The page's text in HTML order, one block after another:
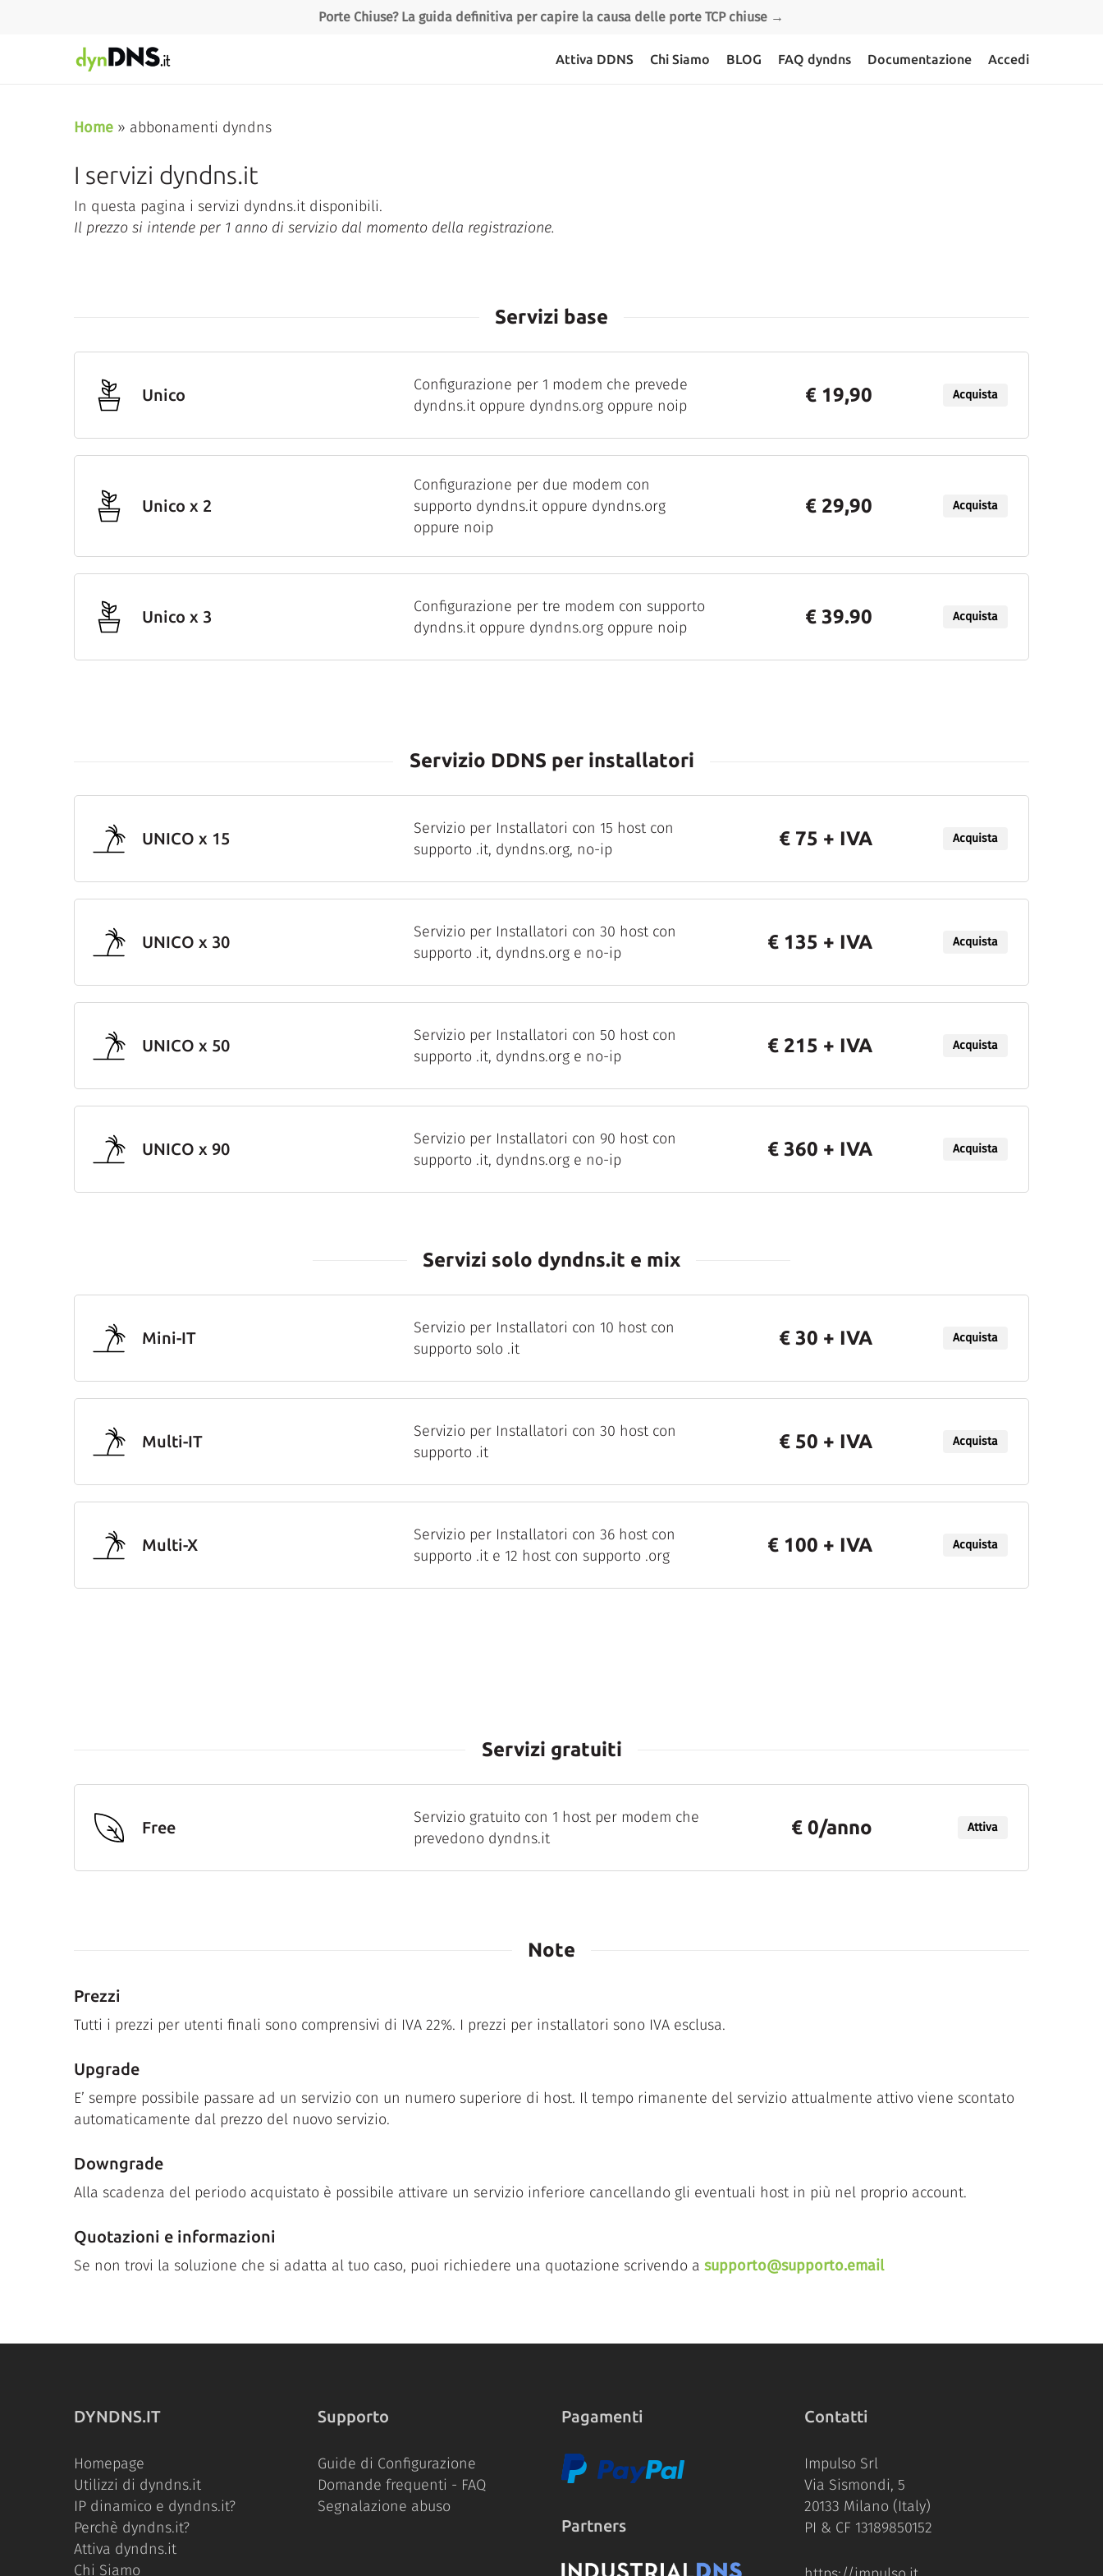
Porte Chiuse? La guida definitiva per capire la causa delle porte TCP chiuse →
Attiva DDNS Chi Siamo BLOG FAQ dyndns Documentazione Accedi
Home » abbonamenti dyndns
I servizi dyndns.it
In questa pagina i servizi dyndns.it disponibili.
Il prezzo si intende per 1 anno di servizio dal momento della registrazione.
Servizi base
Unico
Configurazione per 1 modem che prevede
dyndns.it oppure dyndns.org oppure noip
€ 19,90 Acquista
Unico x 2
Configurazione per due modem con
supporto dyndns.it oppure dyndns.org
oppure noip
€ 29,90 Acquista
Unico x 3
Configurazione per tre modem con supporto
dyndns.it oppure dyndns.org oppure noip
€ 39.90 Acquista
Servizio DDNS per installatori
UNICO x 15
Servizio per Installatori con 15 host con
supporto .it, dyndns.org, no-ip
€ 75 + IVA Acquista
UNICO x 30
Servizio per Installatori con 30 host con
supporto .it, dyndns.org e no-ip
€ 135 + IVA Acquista
UNICO x 50
Servizio per Installatori con 50 host con
supporto .it, dyndns.org e no-ip
€ 215 + IVA Acquista
UNICO x 90
Servizio per Installatori con 90 host con
supporto .it, dyndns.org e no-ip
€ 360 + IVA Acquista
Servizi solo dyndns.it e mix
Mini-IT
Servizio per Installatori con 10 host con
supporto solo .it
€ 30 + IVA Acquista
Multi-IT
Servizio per Installatori con 30 host con
supporto .it
€ 50 + IVA Acquista
Multi-X
Servizio per Installatori con 36 host con
supporto .it e 12 host con supporto .org
€ 100 + IVA Acquista
Servizi gratuiti
Free
Servizio gratuito con 1 host per modem che
prevedono dyndns.it
€ 0/anno Attiva
Note
Prezzi
Tutti i prezzi per utenti finali sono comprensivi di IVA 22%. I prezzi per installatori sono IVA esclusa.
Upgrade
E’ sempre possibile passare ad un servizio con un numero superiore di host. Il tempo rimanente del servizio attualmente attivo viene scontato
automaticamente dal prezzo del nuovo servizio.
Downgrade
Alla scadenza del periodo acquistato è possibile attivare un servizio inferiore cancellando gli eventuali host in più nel proprio account.
Quotazioni e informazioni
Se non trovi la soluzione che si adatta al tuo caso, puoi richiedere una quotazione scrivendo asupporto@supporto.email
DYNDNS.IT
Homepage
Utilizzi di dyndns.it
IP dinamico e dyndns.it?
Perchè dyndns.it?
Attiva dyndns.it
Chi Siamo
Supporto
Guide di Configurazione
Domande frequenti - FAQ
Segnalazione abuso
Pagamenti
Partners
Contatti
Impulso Srl
Via Sismondi, 5
20133 Milano (Italy)
PI & CF 13189850152